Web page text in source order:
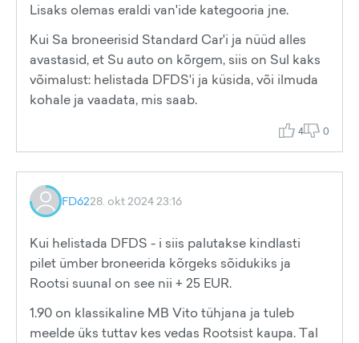
Lisaks olemas eraldi van'ide kategooria jne.
Kui Sa broneerisid Standard Car'i ja nüüd alles
avastasid, et Su auto on kõrgem, siis on Sul kaks
võimalust: helistada DFDS'i ja küsida, või ilmuda
kohale ja vaadata, mis saab.
4 0
FD6228. okt 2024 23:16
Kui helistada DFDS - i siis palutakse kindlasti
pilet ümber broneerida kõrgeks sõidukiks ja
Rootsi suunal on see nii + 25 EUR.
1.90 on klassikaline MB Vito tühjana ja tuleb
meelde üks tuttav kes vedas Rootsist kaupa. Tal